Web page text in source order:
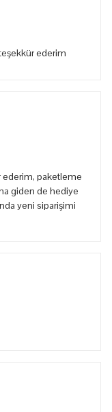
ederim
paketleme
giden de hediye
yeni siparişimi